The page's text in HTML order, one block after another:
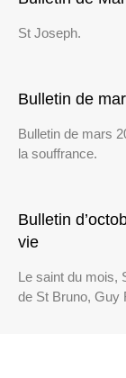
St Joseph.
Bulletin de
Bulletin de mars
la souffrance.
Bulletin
vie
Le saint du mois,
de St Bruno, Guy